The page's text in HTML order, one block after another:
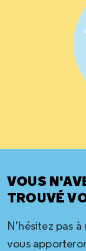
VOUS
TROUVÉ
N’hésitez pas
vous